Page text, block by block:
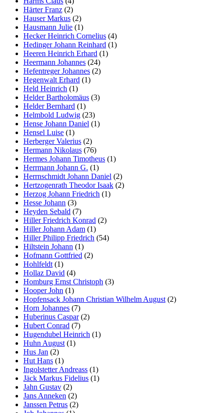
Härter Franz (2)
Hauser Markus (2)
Hausmann Julie (1)
Hecker Heinrich Cornelius (4)
Hedinger Johann Reinhard (1)
Heeren Heinrich Erhard (1)
Heermann Johannes (24)
Hefentreger Johannes (2)
Hegenwalt Erhard (1)
Held Heinrich (1)
Helder Bartholomäus (3)
Helder Bernhard (1)
Helmbold Ludwig (23)
Hense Johann Daniel (1)
Hensel Luise (1)
Herberger Valerius (2)
Hermann Nikolaus (76)
Hermes Johann Timotheus (1)
Herrmann Johann G. (1)
Herrnschmidt Johann Daniel (2)
Hertzogenrath Theodor Isaak (2)
Herzog Johann Friedrich (1)
Hesse Johann (3)
Heyden Sebald (7)
Hiller Friedrich Konrad (2)
Hiller Johann Adam (1)
Hiller Philipp Friedrich (54)
Hiltstein Johann (1)
Hofmann Gottfried (2)
Hohlfeldt (1)
Hollaz David (4)
Homburg Ernst Christoph (3)
Hooper John (1)
Hopfensack Johann Christian Wilhelm August (2)
Horn Johannes (7)
Huberinus Caspar(2)
Hubert Conrad (7)
Hugendubel Heinrich (1)
Huhn August (1)
Hus Jan (2)
Hut Hans (1)
Ingolstetter Andreass (1)
Jäck Markus Fidelius (1)
Jahn Gustav (2)
Jans Anneken (2)
Janssen Petrus (2)